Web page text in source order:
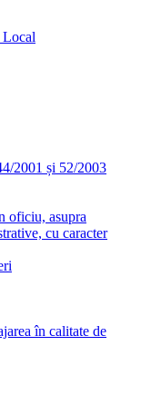
Local
2001 și 52/2003
oficiu, asupra
cu caracter
în calitate de